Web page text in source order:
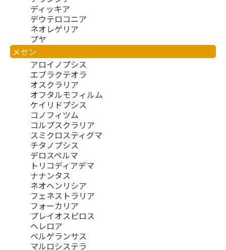
ディッキア
デウテロコニア
ネオレゲリア
プヤ
メセン
アロイノプシス
エブラクテオラ
オスクラリア
オフタルモフィルム
ケイリドプシス
コノフィツム
コルプスクラリア
スミクロスティグマ
チタノプシス
デロスペルマ
トリコディアデマ
ナナンタス
ネオヘンリシア
フェネストラリア
フォーカリア
プレイオスピロス
ヘレロア
ベルゲランサス
マルロシステラ